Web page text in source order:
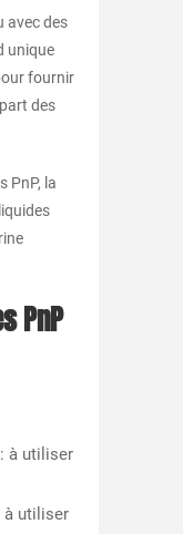
avec des
unique
fournir
des
PnP, la
PnP
à utiliser
à utiliser